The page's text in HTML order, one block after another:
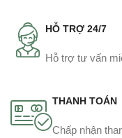
HỖ TRỢ 24/7
Hỗ trợ tư vấn
THANH TOÁN
Chấp nhận